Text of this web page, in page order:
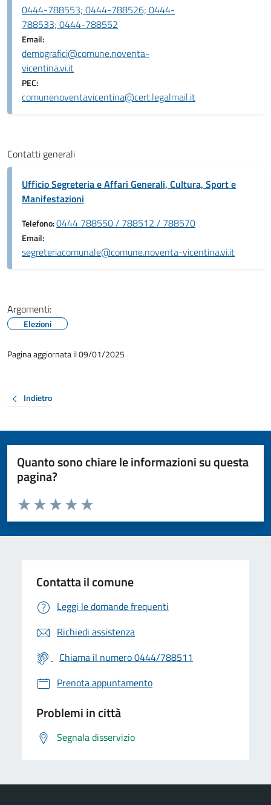
0444-788553; 0444-788526; 0444-
788533; 0444-788552
Email:
demografici@comune.noventa-
vicentina.vi.it
PEC:
comunenoventavicentina@cert.legalmail.it
Contatti generali
Ufficio Segreteria e Affari Generali, Cultura, Sport e
Manifestazioni
Telefono:0444 788550 / 788512 / 788570
Email:
segreteriacomunale@comune.noventa-vicentina.vi.it
Argomenti:
Elezioni
Pagina aggiornata il 09/01/2025
Indietro
Quanto sono chiare le informazioni su questa
pagina?
Valuta da 1 a 5 stelle la pagina
Valuta 5 stelle su 5
Valuta 4 stelle su 5
Valuta 3 stelle su 5
Valuta 2 stelle su 5
Valuta 1 stelle su 5
Contatta il comune
Leggi le domande frequenti
Richiedi assistenza
Chiama il numero 0444/788511
Prenota appuntamento
Problemi in città
Segnala disservizio